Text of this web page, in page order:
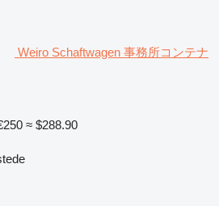
Weiro Schaftwagen 事務所コンテナ
≈ $288.90